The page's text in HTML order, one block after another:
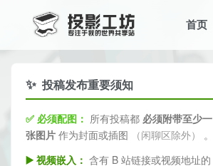
首页
✨ 投稿发布重要须知
✅ 必须配图： 所有投稿都 必须附带至少一
张图片 作为封面或插图 （闲聊区除外） 。
▶️ 视频嵌入： 含有 B 站链接或视频地址的